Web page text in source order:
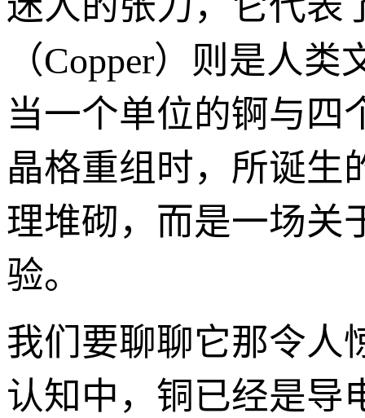
（Copper）则是人
当一个单位的锕与四
晶格重组时，所诞生
理堆砌，而是一场关
验。
我们要聊聊它那令人
认知中，铜已经是导